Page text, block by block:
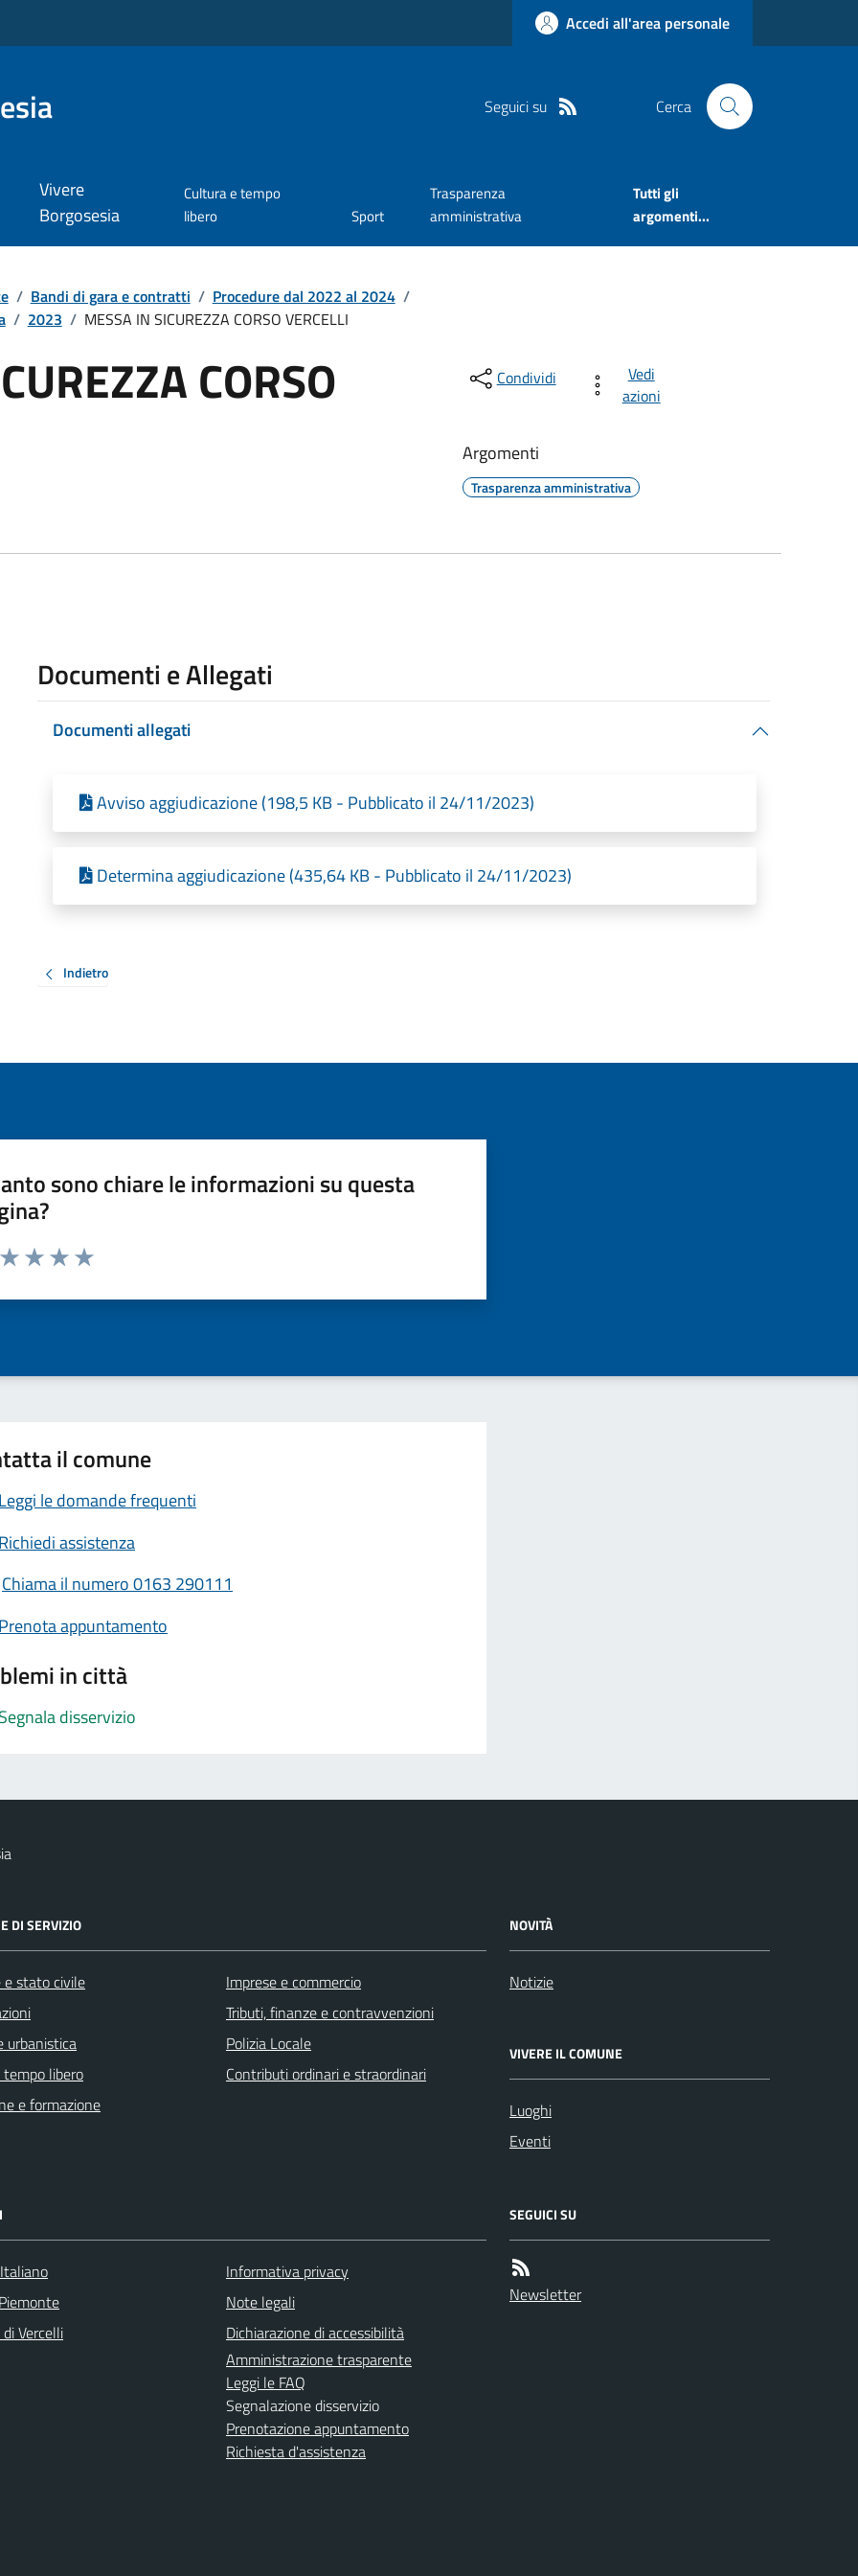
Accedi all'area personale
Seguici su Cerca
Vivere
Borgosesia
Cultura e tempo
libero
Sport
Trasparenza
amministrativa
Tutti gli
argomenti...
/ Bandi di gara e contratti / Procedure dal 2022 al 2024 /
/ 2023 / MESSA IN SICUREZZA CORSO VERCELLI
CORSO Condividi
Vedi
azioni
Argomenti
Trasparenza amministrativa
Documenti e Allegati
Documenti allegati
Avviso aggiudicazione (198,5 KB - Pubblicato il 24/11/2023)
Determina aggiudicazione (435,64 KB - Pubblicato il 24/11/2023)
Indietro
sono chiare le informazioni su questa
da 1 a 5 stelle la pagina
il comune
Leggi le domande frequenti
Richiedi assistenza
Chiama il numero 0163 290111
Prenota appuntamento
in città
Segnala disservizio
DI SERVIZIO
e stato civile
urbanistica
libero
e formazione
Imprese e commercio
Tributi, finanze e contravvenzioni
Polizia Locale
Contributi ordinari e straordinari
NOVITÀ
Notizie
VIVERE IL COMUNE
Luoghi
Eventi
Vercelli
Informativa privacy
Note legali
Dichiarazione di accessibilità
Amministrazione trasparente
Leggi le FAQ
Segnalazione disservizio
Prenotazione appuntamento
Richiesta d'assistenza
SEGUICI SU
Newsletter